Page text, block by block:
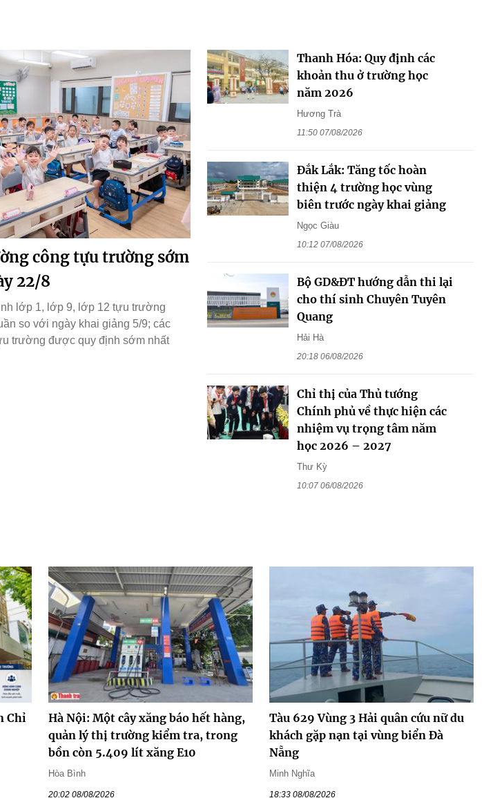
công tựu trường sớm
22/8
lớp 1, lớp 9, lớp 12 tựu trường
so với ngày khai giảng 5/9; các
trường được quy định sớm nhất
Thanh Hóa: Quy định các
khoản thu ở trường học
năm 2026
Hương Trà
11:50 07/08/2026
Đắk Lắk: Tăng tốc hoàn
thiện 4 trường học vùng
biên trước ngày khai giảng
Ngọc Giàu
10:12 07/08/2026
Bộ GD&ĐT hướng dẫn thi lại
cho thí sinh Chuyên Tuyên
Quang
Hải Hà
20:18 06/08/2026
Chỉ thị của Thủ tướng
Chính phủ về thực hiện các
nhiệm vụ trọng tâm năm
học 2026 – 2027
Thư Kỳ
10:07 06/08/2026
Chỉ
Hà Nội: Một cây xăng báo hết hàng,
quản lý thị trường kiểm tra, trong
bồn còn 5.409 lít xăng E10
Hòa Bình
20:02 08/08/2026
Tàu 629 Vùng 3 Hải quân cứu nữ du
khách gặp nạn tại vùng biển Đà
Nẵng
Minh Nghĩa
18:33 08/08/2026